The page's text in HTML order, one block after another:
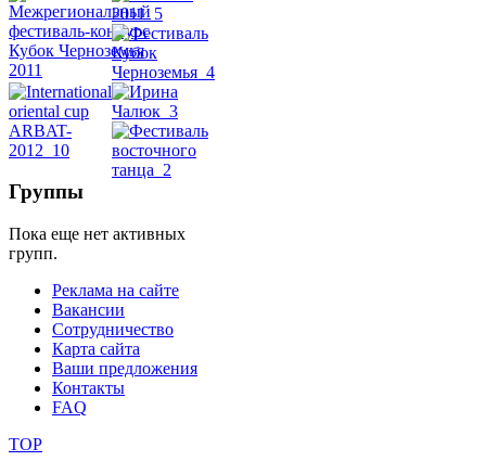
Группы
Пока еще нет активных
групп.
Реклама на сайте
Вакансии
Сотрудничество
Карта сайта
Ваши предложения
Контакты
FAQ
TOP